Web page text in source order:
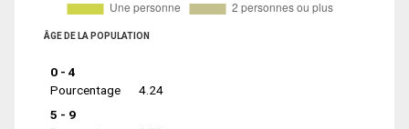
ÂGE DE LA POPULATION
0 - 4
Pourcentage
4.24
5 - 9